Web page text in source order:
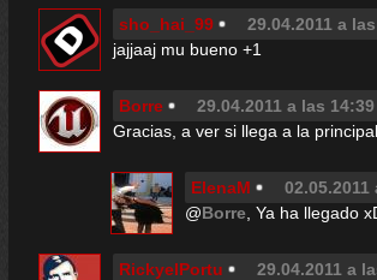
sho_hai_99 29.04.2011 a
jajjaaj mu bueno +1
Borre 29.04.2011 a las 14:39
Gracias, a ver si llega a la
ElenaM 02.05.2011
@Borre , Ya ha llegado
RickyelPortu 29.04.2011 a